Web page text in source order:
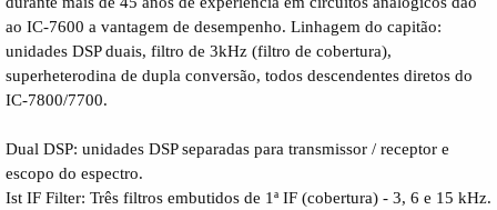
ao IC-7600 a vantagem de desempenho. Linhagem do capitão:
unidades DSP duais, filtro de 3kHz (filtro de cobertura),
superheterodina de dupla conversão, todos descendentes diretos do
IC-7800/7700.
Dual DSP: unidades DSP separadas para transmissor / receptor e
escopo do espectro.
Ist IF Filter: Três filtros embutidos de 1ª IF (cobertura) - 3, 6 e 15 kHz.